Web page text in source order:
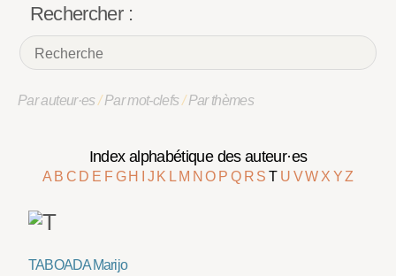
Rechercher :
Par auteur·es/Par mot-clefs/Par thèmes
Index alphabétique des auteur·es
A B C D E F G H J K L M NO P Q R ST U VW X YZ
TABOADA Marijo